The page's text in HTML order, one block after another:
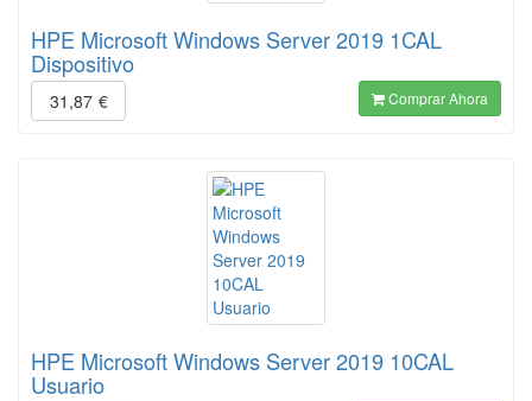
HPE Microsoft Windows Server 2019 1CAL
Dispositivo
31,87 € Comprar Ahora
HPE Microsoft Windows Server 2019 10CAL
Usuario